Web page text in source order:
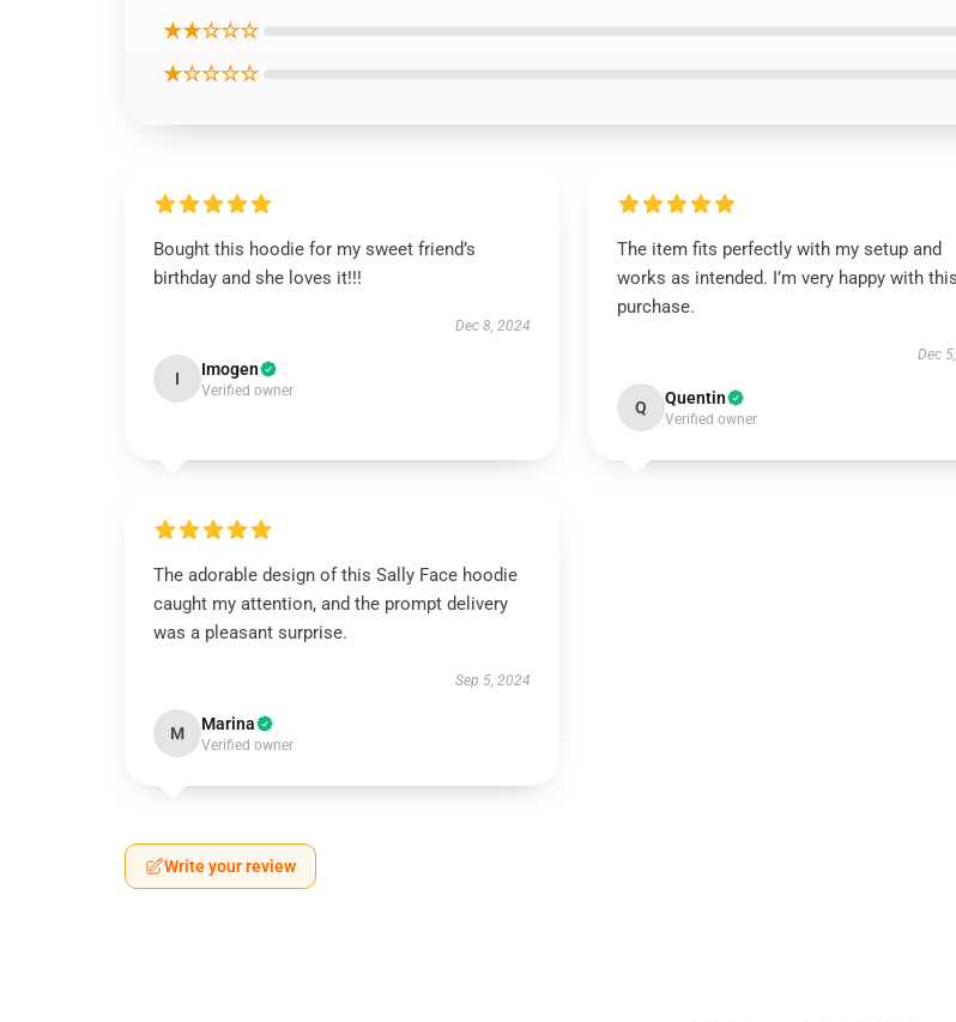
★★☆☆☆
★☆☆☆☆
Bought this hoodie for my sweet friend’s
birthday and she loves it!!!
Dec 8, 2024
I Imogen
Verified owner
The item fits perfectly with my setup and
works as intended. I’m very happy with this
purchase.
Dec
Q Quentin
Verified owner
The adorable design of this Sally Face hoodie
caught my attention, and the prompt delivery
was a pleasant surprise.
Sep 5, 2024
M Marina
Verified owner
Write your review